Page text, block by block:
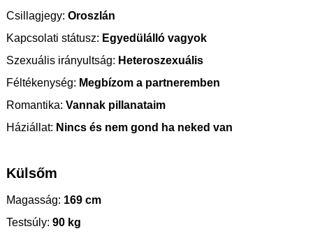
Csillagjegy: Oroszlán
Kapcsolati státusz: Egyedülálló vagyok
Szexuális irányultság: Heteroszexuális
Féltékenység: Megbízom a partneremben
Romantika: Vannak pillanataim
Háziállat: Nincs és nem gond ha neked van
Külsőm
Magasság: 169 cm
Testsúly: 90 kg